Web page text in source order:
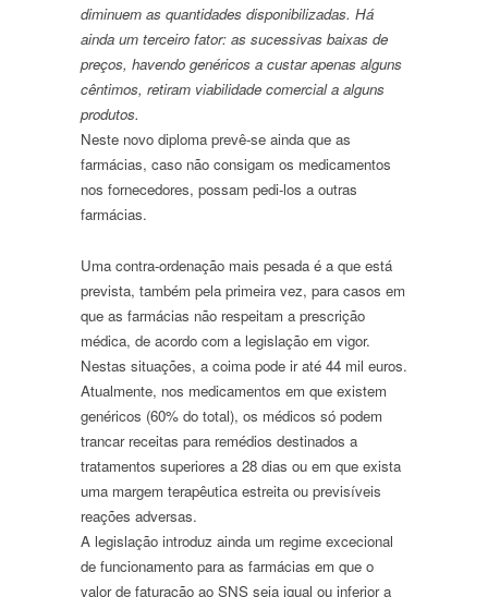
diminuem as quantidades disponibilizadas. Há
ainda um terceiro fator: as sucessivas baixas de
preços, havendo genéricos a custar apenas alguns
cêntimos, retiram viabilidade comercial a alguns
produtos.
Neste novo diploma prevê-se ainda que as
farmácias, caso não consigam os medicamentos
nos fornecedores, possam pedi-los a outras
farmácias.
Uma contra-ordenação mais pesada é a que está
prevista, também pela primeira vez, para casos em
que as farmácias não respeitam a prescrição
médica, de acordo com a legislação em vigor.
Nestas situações, a coima pode ir até 44 mil euros.
Atualmente, nos medicamentos em que existem
genéricos (60% do total), os médicos só podem
trancar receitas para remédios destinados a
tratamentos superiores a 28 dias ou em que exista
uma margem terapêutica estreita ou previsíveis
reações adversas.
A legislação introduz ainda um regime excecional
de funcionamento para as farmácias em que o
valor de faturação ao SNS seja igual ou inferior a